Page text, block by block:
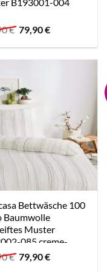
€ Ursprünglicher
Preis
war:
79,90€Aktueller
ist:
Bettwäsche 100
Baumwolle
Muster
085 creme-
€ Ursprünglicher
Preis
79,90€Aktueller